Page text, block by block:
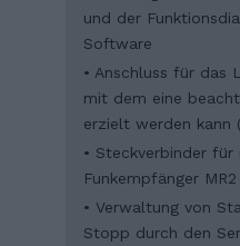
und der
Software
• Anschluss für das
mit dem eine
erzielt werden kann
• Steckverbinder für
Funkempfänger MR2
• Verwaltung von
Stopp durch den